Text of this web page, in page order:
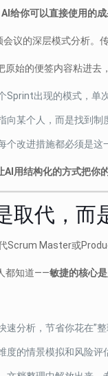
给你可以直接使用的
议的深层模式分析。
始的便签内容粘进去
Sprint出现的模式，单
向某个人，而是找到
个改进措施都必须是
用结构化的方式把你
取代，而
Scrum Master或
都知道——敏捷的核心
速分析，节省你花在”
度的情景模拟和风险评